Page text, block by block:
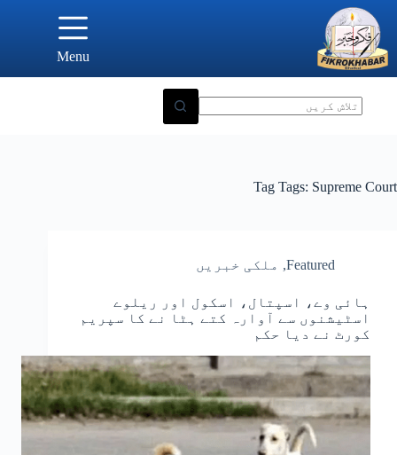
content
Menu
Tag Tags: Supreme Court
Featured
, ملکی خبریں
ہائی وے، اسپتال، اسکول اور ریلوے
اسٹیشنوں سے آوارہ کتے ہٹا نے کا سپریم
کورٹ نے دیا حکم